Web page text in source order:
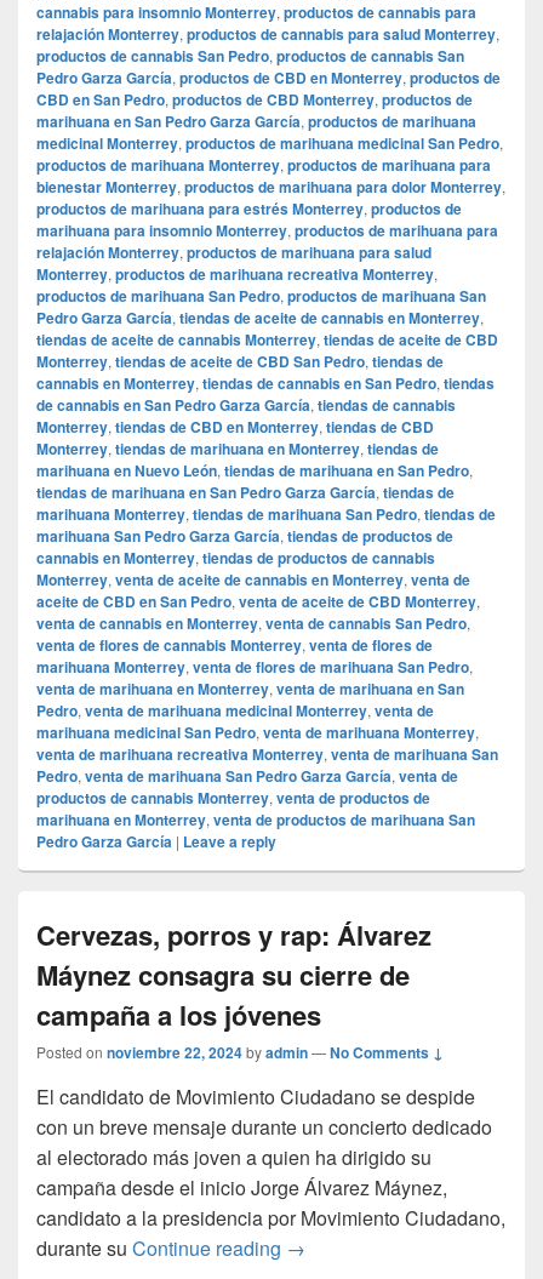
cannabis para insomnio Monterrey, productos de cannabis para
relajación Monterrey, productos de cannabis para salud Monterrey,
productos de cannabis San Pedro, productos de cannabis San
Pedro Garza García, productos de CBD en Monterrey, productos de
CBD en San Pedro, productos de CBD Monterrey, productos de
marihuana en San Pedro Garza García, productos de marihuana
medicinal Monterrey, productos de marihuana medicinal San Pedro,
productos de marihuana Monterrey, productos de marihuana para
bienestar Monterrey, productos de marihuana para dolor Monterrey,
productos de marihuana para estrés Monterrey, productos de
marihuana para insomnio Monterrey, productos de marihuana para
relajación Monterrey, productos de marihuana para salud
Monterrey, productos de marihuana recreativa Monterrey,
productos de marihuana San Pedro, productos de marihuana San
Pedro Garza García, tiendas de aceite de cannabis en Monterrey,
tiendas de aceite de cannabis Monterrey, tiendas de aceite de CBD
Monterrey, tiendas de aceite de CBD San Pedro, tiendas de
cannabis en Monterrey, tiendas de cannabis en San Pedro, tiendas
de cannabis en San Pedro Garza García, tiendas de cannabis
Monterrey, tiendas de CBD en Monterrey, tiendas de CBD
Monterrey, tiendas de marihuana en Monterrey, tiendas de
marihuana en Nuevo León, tiendas de marihuana en San Pedro,
tiendas de marihuana en San Pedro Garza García, tiendas de
marihuana Monterrey, tiendas de marihuana San Pedro, tiendas de
marihuana San Pedro Garza García, tiendas de productos de
cannabis en Monterrey, tiendas de productos de cannabis
Monterrey, venta de aceite de cannabis en Monterrey, venta de
aceite de CBD en San Pedro, venta de aceite de CBD Monterrey,
venta de cannabis en Monterrey, venta de cannabis San Pedro,
venta de flores de cannabis Monterrey, venta de flores de
marihuana Monterrey, venta de flores de marihuana San Pedro,
venta de marihuana en Monterrey, venta de marihuana en San
Pedro, venta de marihuana medicinal Monterrey, venta de
marihuana medicinal San Pedro, venta de marihuana Monterrey,
venta de marihuana recreativa Monterrey, venta de marihuana San
Pedro, venta de marihuana San Pedro Garza García, venta de
productos de cannabis Monterrey, venta de productos de
marihuana en Monterrey, venta de productos de marihuana San
Pedro Garza García | Leave a reply
Cervezas, porros y rap: Álvarez
Máynez consagra su cierre de
campaña a los jóvenes
Posted on noviembre 22, 2024byadmin—No Comments ↓
El candidato de Movimiento Ciudadano se despide
con un breve mensaje durante un concierto dedicado
al electorado más joven a quien ha dirigido su
campaña desde el inicio Jorge Álvarez Máynez,
candidato a la presidencia por Movimiento Ciudadano,
durante su Continue reading Cervezas, porros y rap:
→